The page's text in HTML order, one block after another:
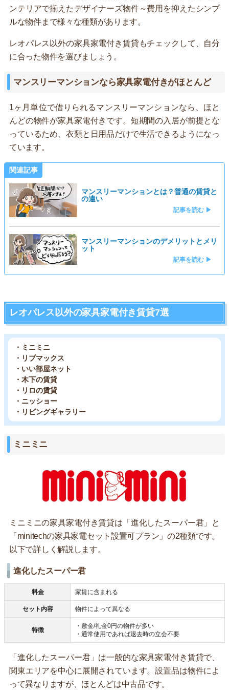
ンテリアで揃えたデザイナーズ物件～費用を抑えたシンプ
ルな物件まで様々な種類があります。
レオパレス以外の家具家電付き賃貸もチェックして、自分
に合った物件を選びましょう。
マンスリーマンションなら家具家電付きがほとんど
1ヶ月単位で借りられるマンスリーマンションなら、ほと
んどの物件が家具家電付きです。短期間の入居が前提とな
っているため、衣類と日用品だけで生活できるようになっ
ています。
関連記事
マンスリーマンションとは？普通の賃貸と
の違い
記事を読む ▶
マンスリーマンションのデメリットとメリ
ット
記事を読む ▶
レオパレス以外の家具家電付き賃貸7選
・ミニミニ
・リブマックス
・いい部屋ネット
・木下の賃貸
・リロの賃貸
・ニッショー
・リビングギャラリー
ミニミニ
ミニミニの家具家電付き賃貸は「進化したスーパー君」と
「minitechの家具家電セット設置可プラン」の2種類です。
以下で詳しく解説します。
進化したスーパー君
料金 家賃に含まれる
セット内容 物件によって異なる
特徴
・敷金/礼金0円の物件が多い
・通常使用であれば退去時の立会不要
「進化したスーパー君」は一般的な家具家電付き賃貸で、
関東エリアを中心に展開されています。設置品は物件によ
って異なりますが、ほとんどは中古品です。